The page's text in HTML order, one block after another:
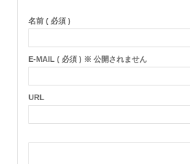
名前 ( 必須 )
E-MAIL ( 必須 ) ※ 公開されません
URL